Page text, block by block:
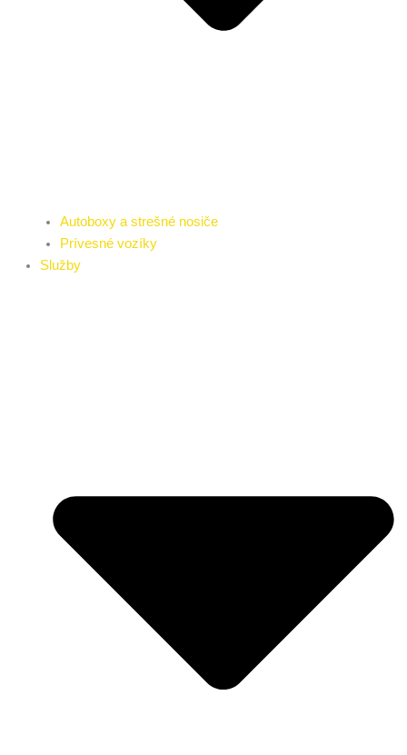
Autoboxy a strešné nosiče
Prívesné vozíky
Služby